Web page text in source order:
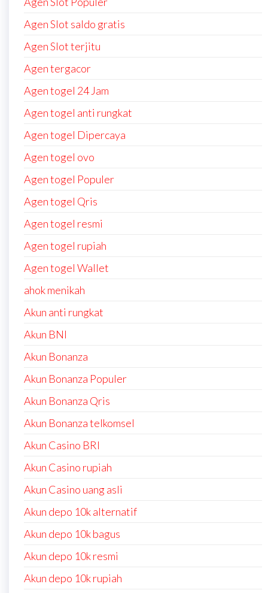
Agen Slot saldo gratis
Agen Slot terjitu
Agen tergacor
Agen togel 24 Jam
Agen togel anti rungkat
Agen togel Dipercaya
Agen togel ovo
Agen togel Populer
Agen togel Qris
Agen togel resmi
Agen togel rupiah
Agen togel Wallet
ahok menikah
Akun anti rungkat
Akun BNI
Akun Bonanza
Akun Bonanza Populer
Akun Bonanza Qris
Akun Bonanza telkomsel
Akun Casino BRI
Akun Casino rupiah
Akun Casino uang asli
Akun depo 10k alternatif
Akun depo 10k bagus
Akun depo 10k resmi
Akun depo 10k rupiah